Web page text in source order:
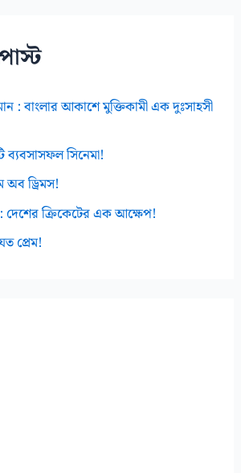
: বাংলার আকাশে মুক্তিকামী এক দুঃসাহসী
ব্যবসাসফল সিনেমা!
অব ড্রিমস!
ক্রিকেটের এক আক্ষেপ!
প্রেম!